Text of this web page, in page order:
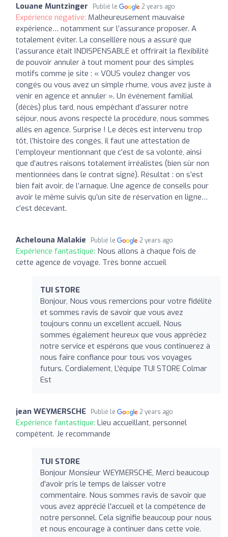
Louane Muntzinger Publié le 2 years ago
Expérience négative: Malheureusement mauvaise
expérience… notamment sur l’assurance proposer. A
totalement éviter. La conseillère nous a assuré que
l’assurance était INDISPENSABLE et offrirait la flexibilité
de pouvoir annuler à tout moment pour des simples
motifs comme je site : « VOUS voulez changer vos
congés ou vous avez un simple rhume, vous avez juste à
venir en agence et annuler ». Un événement familial
(décès) plus tard, nous empêchant d’assurer notre
séjour, nous avons respecté la procédure, nous sommes
allés en agence. Surprise ! Le décès est intervenu trop
tôt, l’histoire des congés, il faut une attestation de
l’employeur mentionnant que c’est de sa volonté, ainsi
que d’autres raisons totalement irréalistes (bien sûr non
mentionnées dans le contrat signé). Résultat : on s’est
bien fait avoir, de l’arnaque. Une agence de conseils pour
avoir le même suivis qu’un site de réservation en ligne…
c’est décevant.
Achelouna Malakie Publié le 2 years ago
Expérience fantastique: Nous allons à chaque fois de
cette agence de voyage. Très bonne accueil
TUI STORE
Bonjour, Nous vous remercions pour votre fidélité
et sommes ravis de savoir que vous avez
toujours connu un excellent accueil. Nous
sommes également heureux que vous appréciez
notre service et espérons que vous continuerez à
nous faire confiance pour tous vos voyages
futurs. Cordialement, L'équipe TUI STORE Colmar
Est
jean WEYMERSCHE Publié le 2 years ago
Expérience fantastique: Lieu accueillant, personnel
compétent. Je recommande
TUI STORE
Bonjour Monsieur WEYMERSCHE, Merci beaucoup
d'avoir pris le temps de laisser votre
commentaire. Nous sommes ravis de savoir que
vous avez apprécié l'accueil et la compétence de
notre personnel. Cela signifie beaucoup pour nous
et nous encourage à continuer dans cette voie.